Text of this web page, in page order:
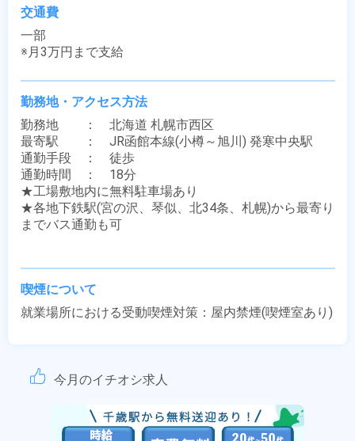
交通費
一部
※月3万円まで支給
勤務地・アクセス方法
勤務地　　：　北海道 札幌市西区
最寄駅　　：　JR函館本線(小樽～旭川) 発寒中央駅
通勤手段　：　徒歩
通勤時間　：　18分
★工場敷地内に無料駐車場あり
★各地下鉄駅(宮の沢、琴似、北34条、札幌)から最寄り
までバス通勤も可
喫煙について
就業場所における受動喫煙対策：屋内禁煙(喫煙室あり)
今月のイチオシ求人